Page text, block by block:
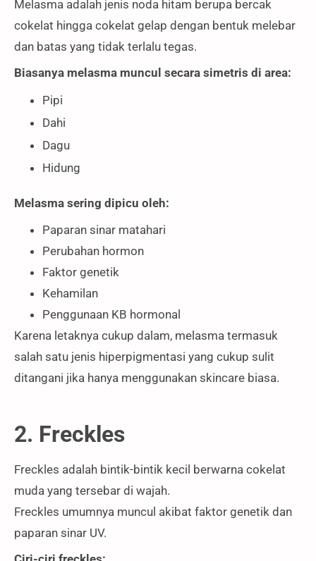
Melasma adalah jenis noda hitam berupa bercak
cokelat hingga cokelat gelap dengan bentuk melebar
dan batas yang tidak terlalu tegas.
Biasanya melasma muncul secara simetris di area:
Pipi
Dahi
Dagu
Hidung
Melasma sering dipicu oleh:
Paparan sinar matahari
Perubahan hormon
Faktor genetik
Kehamilan
Penggunaan KB hormonal
Karena letaknya cukup dalam, melasma termasuk
salah satu jenis hiperpigmentasi yang cukup sulit
ditangani jika hanya menggunakan skincare biasa.
2. Freckles
Freckles adalah bintik-bintik kecil berwarna cokelat
muda yang tersebar di wajah.
Freckles umumnya muncul akibat faktor genetik dan
paparan sinar UV.